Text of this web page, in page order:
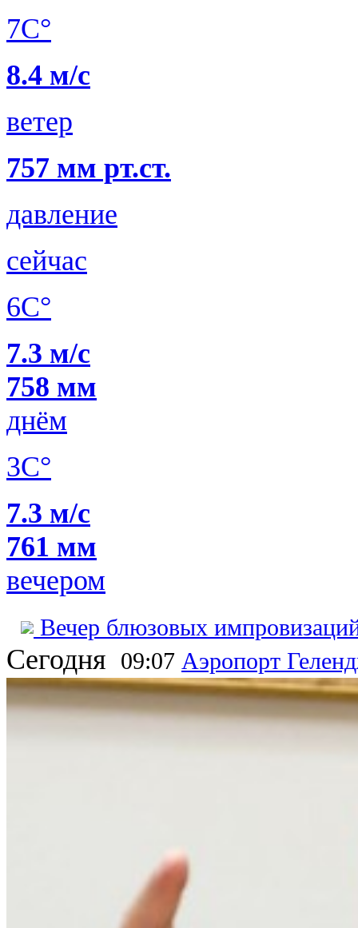
7C°
8.4 м/с
ветер
757 мм рт.ст.
давление
сейчас
6C°
7.3 м/с
758 мм
днём
3C°
7.3 м/с
761 мм
вечером
Вечер блюзовых
Сегодня 09:07 Аэропорт